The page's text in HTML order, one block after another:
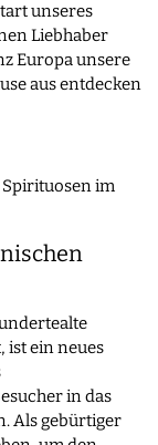
unseres
Liebhaber
Europa unsere
aus entdecken
ein neues
in das
Als gebürtiger